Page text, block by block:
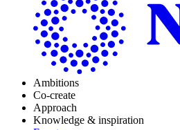
Ambitions
Co-create
Approach
Knowledge & inspiration